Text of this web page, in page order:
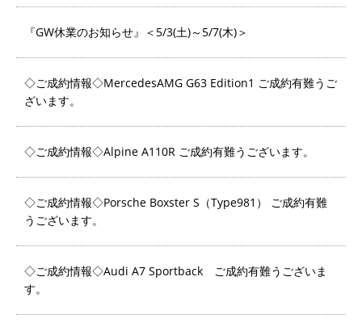
『GW休業のお知らせ』＜5/3(土)～5/7(木)＞
◇ご成約情報◇MercedesAMG G63 Edition1 ご成約有難うご
ざいます。
◇ご成約情報◇Alpine A110R ご成約有難うございます。
◇ご成約情報◇Porsche Boxster S（Type981） ご成約有難
うございます。
◇ご成約情報◇Audi A7 Sportback ご成約有難うございま
す。